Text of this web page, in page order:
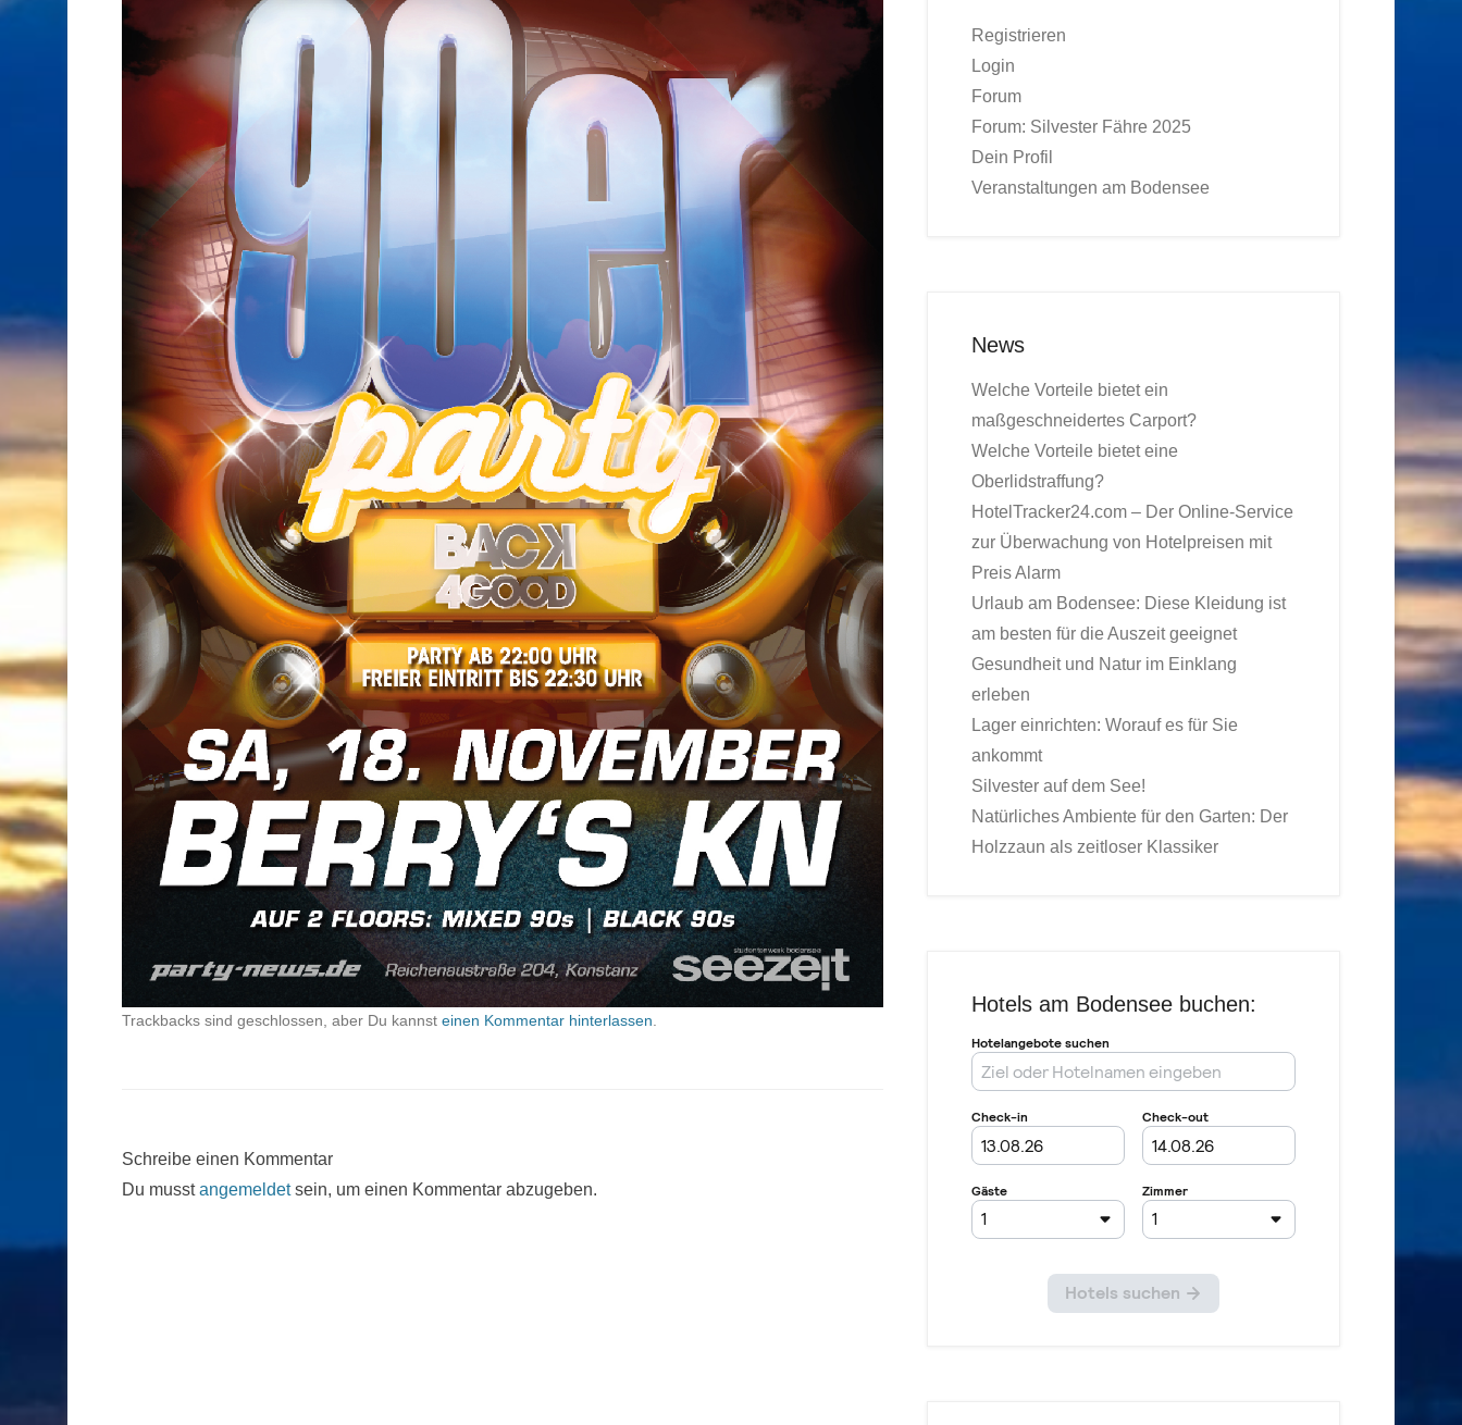
Trackbacks sind geschlossen, aber Du kannst einen Kommentar hinterlassen
Schreibe einen Kommentar
Du musstangemeldetsein, um einen Kommentar abzugeben.
Registrieren
Login
Forum
Forum: Silvester Fähre 2025
Dein Profil
Veranstaltungen am Bodensee
News
Welche Vorteile bietet ein
maßgeschneidertes Carport?
Welche Vorteile bietet eine
Oberlidstraffung?
HotelTracker24.com – Der Online-Service
zur Überwachung von Hotelpreisen mit
Preis Alarm
Urlaub am Bodensee: Diese Kleidung ist
am besten für die Auszeit geeignet
Gesundheit und Natur im Einklang
erleben
Lager einrichten: Worauf es für Sie
ankommt
Silvester auf dem See!
Natürliches Ambiente für den Garten: Der
Holzzaun als zeitloser Klassiker
Hotels am Bodensee buchen: